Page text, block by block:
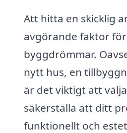
Att hitta en skicklig
avgörande faktor
byggdrömmar.
nytt hus, en
är det viktigt att
säkerställa att ditt
funktionellt och